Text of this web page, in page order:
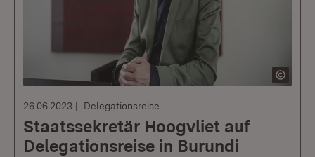
26.06.2023 Delegationsreise
Staatssekretär Hoogvliet auf
Delegationsreise in Burundi